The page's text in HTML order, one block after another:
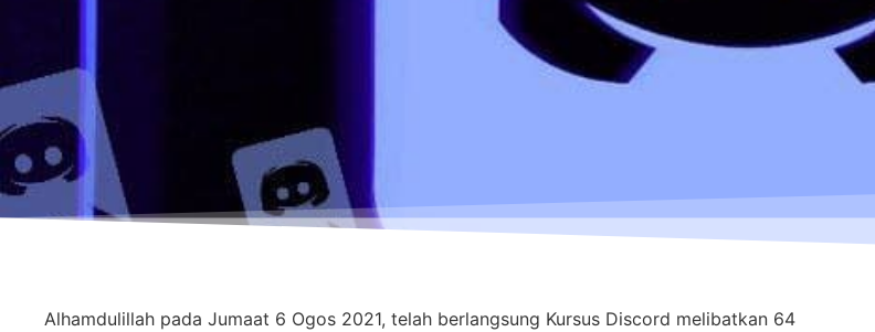
Alhamdulillah pada Jumaat 6 Ogos 2021, telah berlangsung Kursus Discord melibatkan 64